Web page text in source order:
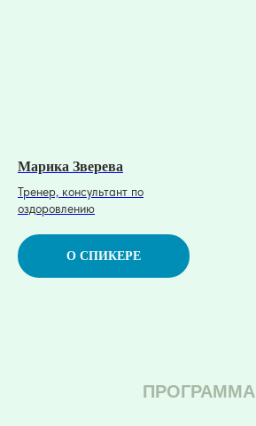
Марика Зверева
Тренер, консультант по
оздоровлению
О СПИКЕРЕ
ПРОГРАММА